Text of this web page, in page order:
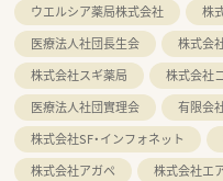
ウエルシア薬局株式会社
株
医療法人社団長生会
株式会
株式会社スギ薬局
株式会社
医療法人社団實理会
有限会
株式会社SF・インフォネット
株式会社アガペ
株式会社エ